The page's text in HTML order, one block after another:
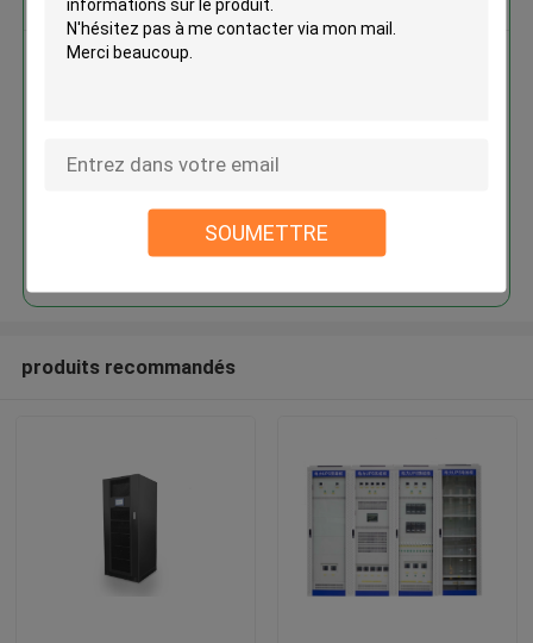
SOUMETTRE
Continuer
produits recommandés